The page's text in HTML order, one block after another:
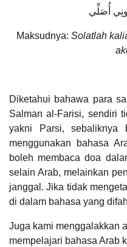
أُصَلِّي
Maksudnya: Solatlah
Diketahui bahawa para
Salman al-Farisi, sendiri
yakni Parsi, sebaliknya
menggunakan bahasa
boleh membaca doa
selain Arab, melainkan
janggal. Jika tidak
di dalam bahasa yang
Juga kami menggalakkan
mempelajari bahasa Arab